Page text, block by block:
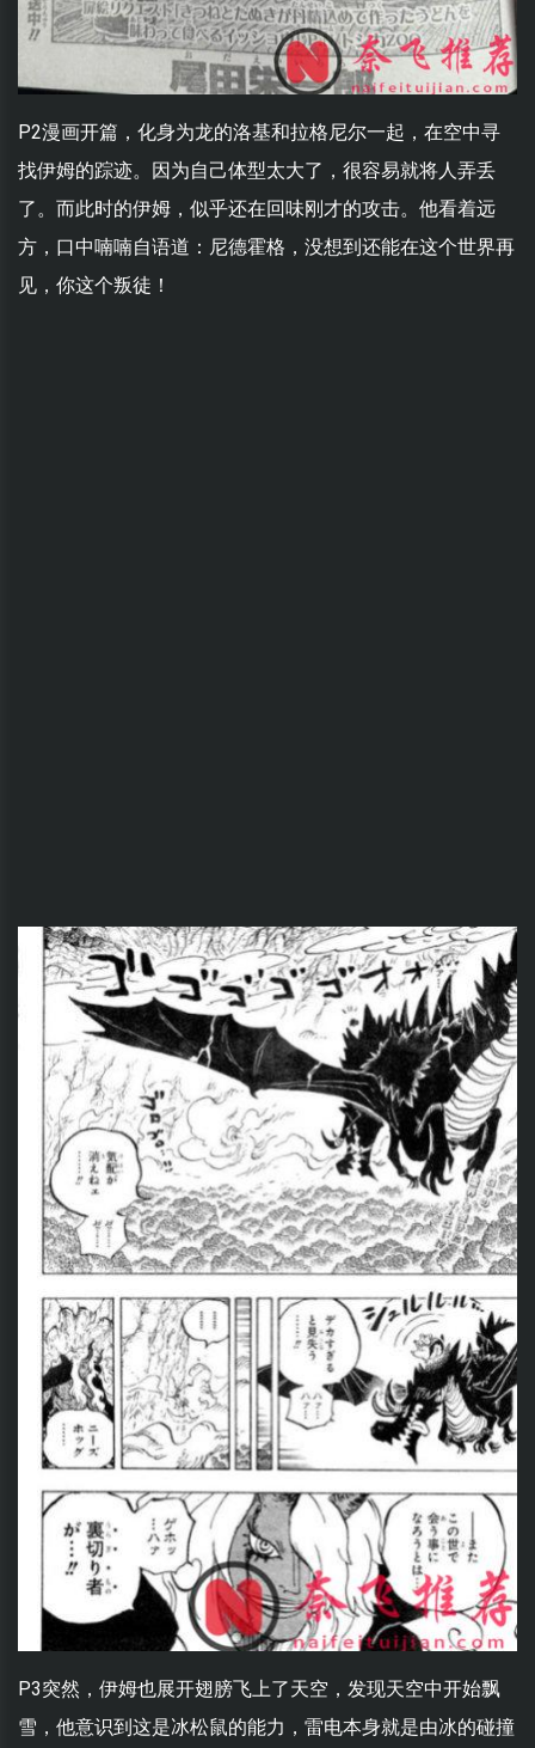
P2漫画开篇，化身为龙的洛基和拉格尼尔一起，在空中寻
找伊姆的踪迹。因为自己体型太大了，很容易就将人弄丢
了。而此时的伊姆，似乎还在回味刚才的攻击。他看着远
方，口中喃喃自语道：尼德霍格，没想到还能在这个世界再
见，你这个叛徒！
P3突然，伊姆也展开翅膀飞上了天空，发现天空中开始飘
雪，他意识到这是冰松鼠的能力，雷电本身就是由冰的碰撞